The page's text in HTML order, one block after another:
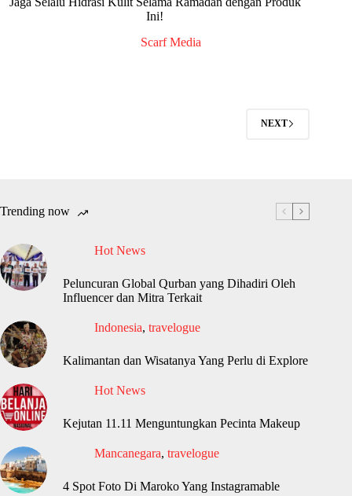
Ini!
Scarf Media
NEXT
Trending now
Hot News
Peluncuran Global Qurban yang Dihadiri Oleh
Influencer dan Mitra Terkait
Indonesia, travelogue
Kalimantan dan Wisatanya Yang Perlu di Explore
Hot News
Kejutan 11.11 Menguntungkan Pecinta Makeup
Mancanegara, travelogue
4 Spot Foto Di Maroko Yang Instagramable